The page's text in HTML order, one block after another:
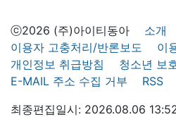
ⓒ2026 (주)아이티동아 소개
이용자 고충처리/반론보도
이
개인정보 취급방침
청소년 보
E-MAIL 주소 수집 거부
RSS
최종편집일시: 2026.08.06